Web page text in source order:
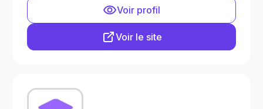
Voir profil
Voir le site